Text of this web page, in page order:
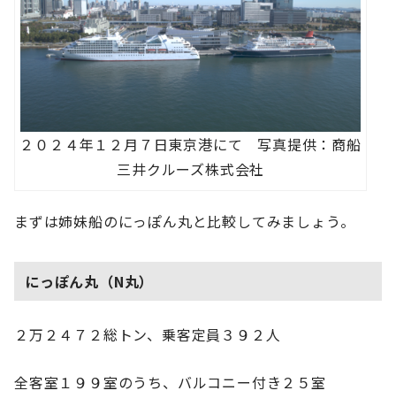
２０２４年１２月７日東京港にて 写真提供：商船
三井クルーズ株式会社
まずは姉妹船のにっぽん丸と比較してみましょう。
にっぽん丸（N丸）
２万２４７２総トン、乗客定員３９２人
全客室１９９室のうち、バルコニー付き２５室